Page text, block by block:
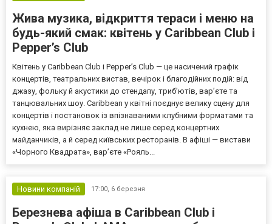
Жива музика, відкриття тераси і меню на
будь-який смак: квітень у Caribbean Club і
Pepper’s Club
Квітень у Caribbean Club і Pepper’s Club — це насичений графік
концертів, театральних вистав, вечірок і благодійних подій: від
джазу, фольку й акустики до стендапу, триб’ютів, вар’єте та
танцювальних шоу. Caribbean у квітні поєднує велику сцену для
концертів і постановок із впізнаваними клубними форматами та
кухнею, яка вирізняє заклад не лише серед концертних
майданчиків, а й серед київських ресторанів. В афіші — вистави
«Чорного Квадрата», вар’єте «Рояль...
Новини компаній 17:00, 6 березня
Березнева афіша в Caribbean Club і